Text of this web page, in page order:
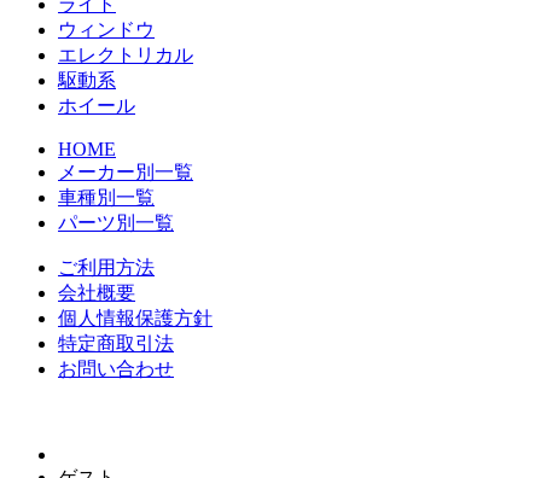
ウィンドウ
エレクトリカル
駆動系
ホイール
HOME
メーカー別一覧
車種別一覧
パーツ別一覧
ご利用方法
会社概要
個人情報保護方針
特定商取引法
お問い合わせ